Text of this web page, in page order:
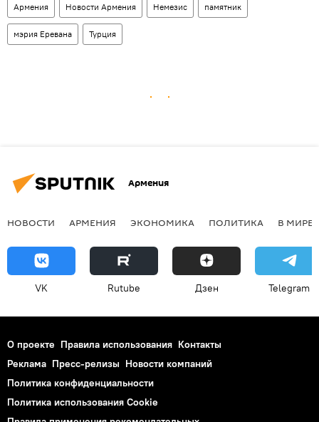
Армения Новости Армения Немезис памятник
мэрия Еревана Турция
Армения
НОВОСТИ АРМЕНИЯ ЭКОНОМИКА ПОЛИТИКА В МИРЕ
VK Rutube Дзен Telegram
О проекте Правила использования Контакты
Реклама Пресс-релизы Новости компаний
Политика конфиденциальности
Политика использования Cookie